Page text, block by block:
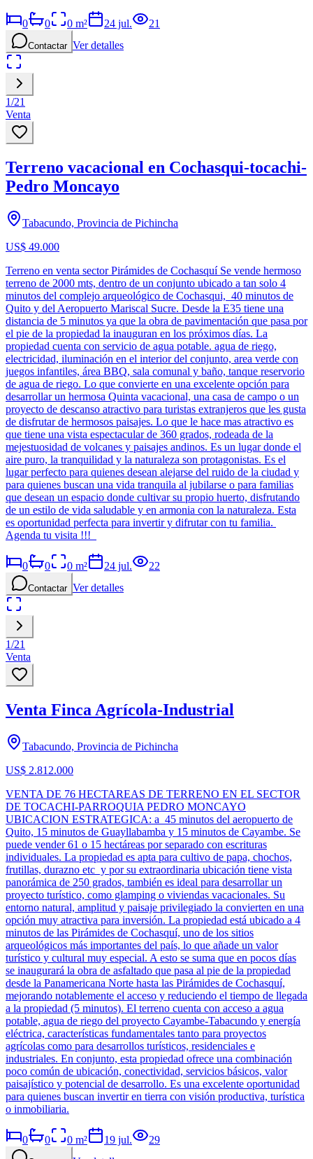
0 0 0 m² 24 jul. 21
Contactar Ver detalles
1/21
Venta
Terreno vacacional en Cochasqui-tocachi-
Pedro Moncayo
Tabacundo, Provincia de Pichincha
US$ 49.000
Terreno en venta sector Pirámides de Cochasquí Se vende hermoso
terreno de 2000 mts, dentro de un conjunto ubicado a tan solo 4
minutos del complejo arqueológico de Cochasqui, 40 minutos de
Quito y del Aeropuerto Mariscal Sucre. Desde la E35 tiene una
distancia de 5 minutos ya que la obra de pavimentación que pasa por
el pie de la propiedad la inauguran en los próximos días. La
propiedad cuenta con servicio de agua potable. agua de riego,
electricidad, iluminación en el interior del conjunto, area verde con
juegos infantiles, área BBQ, sala comunal y baño, tanque reservorio
de agua de riego. Lo que convierte en una excelente opción para
desarrollar un hermosa Quinta vacacional, una casa de campo o un
proyecto de descanso atractivo para turistas extranjeros que les gusta
de disfrutar de hermosos paisajes. Lo que le hace mas atractivo es
que tiene una vista espectacular de 360 grados, rodeada de la
mejestuosidad de volcanes y paisajes andinos. Es un lugar donde el
aire puro, la tranquilidad y la naturaleza son protagonistas. Es el
lugar perfecto para quienes desean alejarse del ruido de la ciudad y
para quienes buscan una vida tranquila al jubilarse o para familias
que desean un espacio donde cultivar su propio huerto, disfrutando
de un estilo de vida saludable y en armonia con la naturaleza. Esta
es oportunidad perfecta para invertir y difrutar con tu familia.
Agenda tu visita !!!
0 0 0 m² 24 jul. 22
Contactar Ver detalles
1/21
Venta
Venta Finca Agrícola-Industrial
Tabacundo, Provincia de Pichincha
US$ 2.812.000
VENTA DE 76 HECTAREAS DE TERRENO EN EL SECTOR
DE TOCACHI-PARROQUIA PEDRO MONCAYO
UBICACION ESTRATEGICA: a 45 minutos del aeropuerto de
Quito, 15 minutos de Guayllabamba y 15 minutos de Cayambe. Se
puede vender 61 o 15 hectáreas por separado con escrituras
individuales. La propiedad es apta para cultivo de papa, chochos,
frutillas, durazno etc y por su extraordinaria ubicación tiene vista
panorámica de 250 grados, también es ideal para desarrollar un
proyecto turístico, como glamping o viviendas vacacionales. Su
entorno natural, amplitud y paisaje privilegiado la convierten en una
opción muy atractiva para inversión. La propiedad está ubicado a 4
minutos de las Pirámides de Cochasquí, uno de los sitios
arqueológicos más importantes del país, lo que añade un valor
turístico y cultural muy especial. A esto se suma que en pocos días
se inaugurará la obra de asfaltado que pasa al pie de la propiedad
desde la Panamericana Norte hasta las Pirámides de Cochasquí,
mejorando notablemente el acceso y reduciendo el tiempo de llegada
a la propiedad (5 minutos). El terreno cuenta con acceso a agua
potable, agua de riego del proyecto Cayambe-Tabacundo y energía
eléctrica, características fundamentales tanto para proyectos
agrícolas como para desarrollos turísticos, residenciales e
industriales. En conjunto, esta propiedad ofrece una combinación
poco común de ubicación, conectividad, servicios básicos, valor
paisajístico y potencial de desarrollo. Es una excelente oportunidad
para quienes buscan invertir en tierra con visión productiva, turística
o inmobiliaria.
0 0 0 m² 19 jul. 29